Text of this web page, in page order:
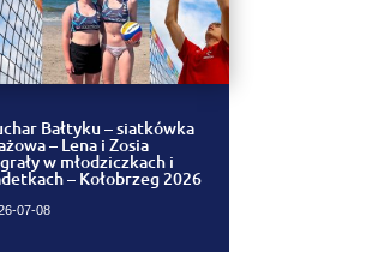
Bałtyku – siatkówka
– Lena i Zosia
w młodziczkach i
– Kołobrzeg 2026
07-08